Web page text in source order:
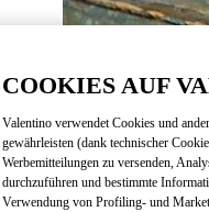
COOKIES AUF
Valentino verwendet Cookies und
gewährleisten (dank technischer
Werbemitteilungen zu versenden,
durchzuführen und bestimmte
Verwendung von Profiling- und